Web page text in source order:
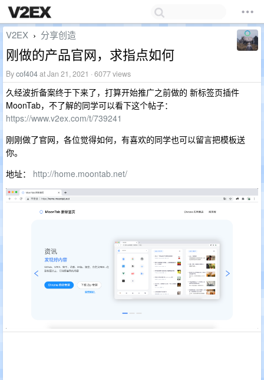
V2EX › 分享创造
刚做的产品官网，求指点如何
Bycof404at Jan 21, 2021 · 6077 views
久经波折备案终于下来了，打算开始推广之前做的 新标签页插件
MoonTab，不了解的同学可以看下这个帖子：
https://www.v2ex.com/t/739241
刚刚做了官网，各位觉得如何，有喜欢的同学也可以留言把模板送
你。
地址： http://home.moontab.net/